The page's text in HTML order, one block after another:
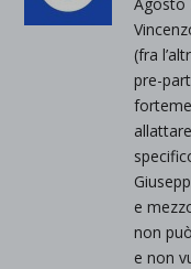
(fra
pre-
e
non
e non